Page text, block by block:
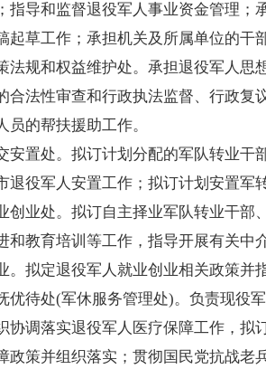
指导和监督退役军人事业资金管理
起草工作；承担机关及所属单位的
法规和权益维护处。承担退役军人思
合法性审查和行政执法监督、行政
员的帮扶援助工作。
安置处。拟订计划分配的军队转业干
退役军人安置工作；拟订计划安置军
创业处。拟订自主择业军队转业干
和教育培训等工作，指导开展有关
。拟定退役军人就业创业相关政策并
优待处(军休服务管理处)。负责现役
协调落实退役军人医疗保障工作，
政策并组织落实；贯彻国民党抗战老